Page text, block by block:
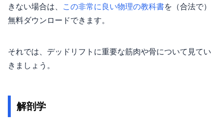
きない場合は、 この非常に良い物理の教科書を（合法で）
無料ダウンロードできます。
それでは、デッドリフトに重要な筋肉や骨について見てい
きましょう。
解剖学